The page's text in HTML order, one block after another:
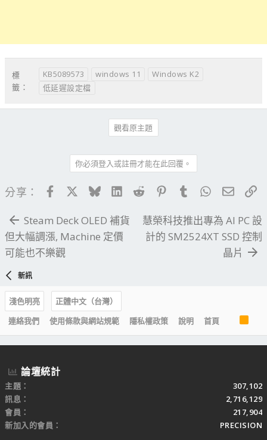
標
籤：
KB5089573 windows 11
Windows K2
低延遲設定檔
觀看原主題
你必須登入或註冊才能在此回覆。
分享： FacebookBlueskyLinkedIn
Reddit PinterestTumblrWhatsApp
電子
Steam Deck OLED 補貨
但大幅調漲, Machine 定價
可能也不樂觀
慧榮科技推出專為 AI PC 設
計的 SM2524XT SSD 控制
晶片
新訊
淺色明亮
正體中文（台灣）
連絡我們
使用條款與網站規範 隱私權政策 說明 首頁
R
S
S
論壇統計
主題
307,102
訊息
2,716,129
會員
217,904
新加入的會員
PRECISION